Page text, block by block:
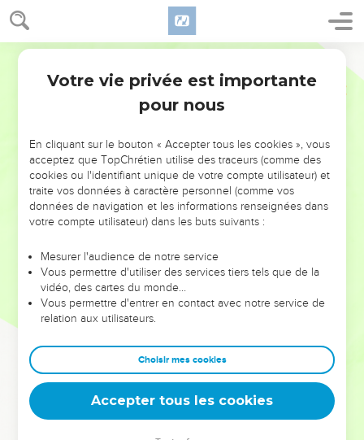
NE MANQUEZ PAS L’ÉVÉNEMENT
DE L’ANNÉE !
ET SI LEURS ERREURS POUVAIENT VOUS ÉVITER LES
VOTRES ?
leur foi ou leur vision. Mais on voit moins les doutes, les erreurs
et les saisons difficiles qu'ils ont traversés, alors même que ce
sont elles qui les ont façonnés.
Dans cette conférence, leaders, entrepreneurs, et responsables
clés pour avancer avec plus de sagesse afin que leurs erreurs
deviennent vos tremplins. Que vous guidiez un ministère, une
équipe, un groupe ou une famille, leur expérience est faite
Votre vie privée est importante
pour nous
En cliquant sur le bouton « Accepter tous les cookies », vous
acceptez que TopChrétien utilise des traceurs (comme des
cookies ou l'identifiant unique de votre compte utilisateur) et
traite vos données à caractère personnel (comme vos
données de navigation et les informations renseignées dans
votre compte utilisateur) dans les buts suivants :
Mesurer l'audience de notre service
Vous permettre d'utiliser des services tiers tels que de la
vidéo, des cartes du monde…
Vous permettre d'entrer en contact avec notre service de
relation aux utilisateurs.
Choisir mes cookies
Accepter tous les cookies